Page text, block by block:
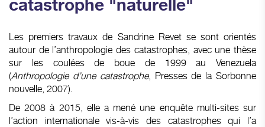
catastrophe "naturelle"
Les premiers travaux de Sandrine Revet se sont orientés
autour de l’anthropologie des catastrophes, avec une thèse
sur les coulées de boue de 1999 au Venezuela
(Anthropologie d’une catastrophe, Presses de la Sorbonne
nouvelle, 2007).
De 2008 à 2015, elle a mené une enquête multi-sites sur
l’action internationale vis-à-vis des catastrophes qui l’a